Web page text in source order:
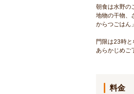
朝食は水野の
地物の干物、
からつごはん
門限は23時と
あらかじめご
料金